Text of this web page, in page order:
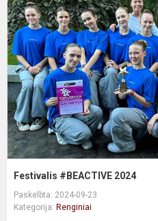
Festivalis #BEACTIVE 2024
Paskelbta: 2024-09-23
Kategorija: Renginiai